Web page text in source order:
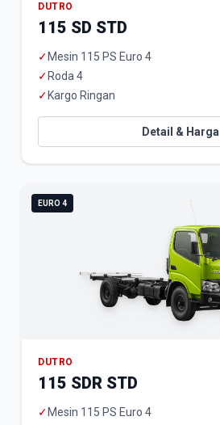
DUTRO
115 SD STD
✓ Mesin 115 PS Euro 4
✓ Roda 4
✓ Kargo Ringan
Detail & Harga
EURO 4
DUTRO
115 SDR STD
✓ Mesin 115 PS Euro 4